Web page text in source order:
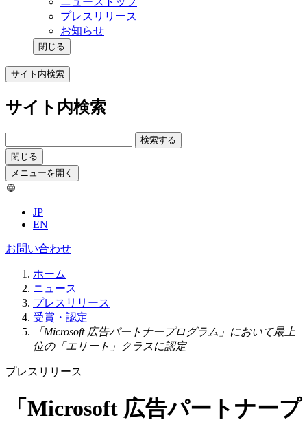
プレスリリース
お知らせ
閉じる
サイト内検索
サイト内検索
検索する
閉じる
メニューを開く
JP
EN
お問い合わせ
ホーム
ニュース
プレスリリース
受賞・認定
「Microsoft 広告パートナープログラム」において最上
位の「エリート」クラスに認定
プレスリリース
「Microsoft 広告パートナープ